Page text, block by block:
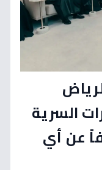
السرية
عن أي